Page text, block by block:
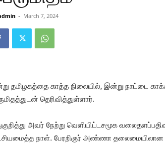
News
- March 7, 2024
தமிழகத்தை காத்த நிலையில், இன்று நாட்டை
தெரிவித்துள்ளார்.
அவர் நேற்று வெளியிட்டசமூக
நாள். பேரறிஞர் அண்ணா தலைமையிலான